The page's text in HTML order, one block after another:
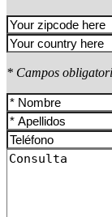
* Campos